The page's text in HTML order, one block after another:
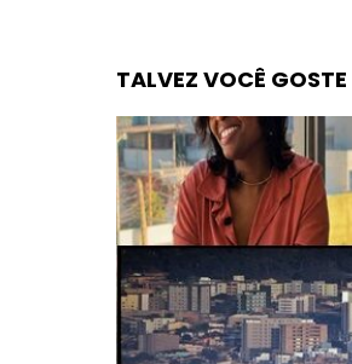
TALVEZ VOCÊ GOSTE